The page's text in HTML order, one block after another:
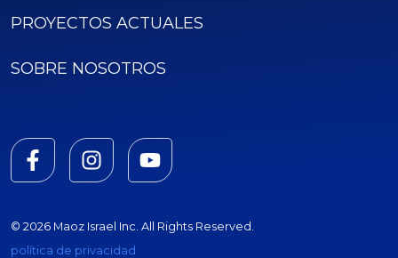
PROYECTOS ACTUALES
SOBRE NOSOTROS
© 2026 Maoz Israel Inc. All Rights Reserved.
política de privacidad